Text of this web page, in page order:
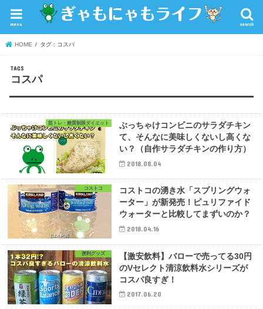
search
menu
HOME タグ : コスパ
コスパ
筋トレ・糖質制限ダイエット
ぶっちゃけコンビニのサラダチキン
て、そんなに美味しくないし高くな
い？（自作サラダチキンの作り方）
2018.08.04
コストコ
コストコの湧き水「スプリングウォ
ーター」が新発売！ピュリファイド
ウォーターと比較してまずいのか？
2018.04.16
便利グッズ
【激安飲料】バローで売ってる30円
のVセレクト清涼飲料水シリーズが
コスパ良すぎ！
2017.06.20